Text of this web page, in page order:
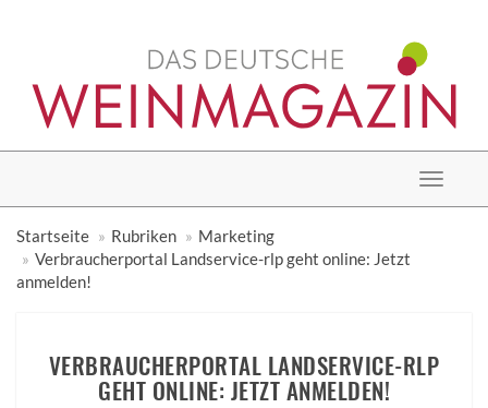
Toggle
Startseite
Rubriken
Marketing
Verbraucherportal Landservice-rlp geht online: Jetzt
anmelden!
VERBRAUCHERPORTAL LANDSERVICE-RLP
GEHT ONLINE: JETZT ANMELDEN!